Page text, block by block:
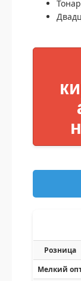
Розница
Мелкий